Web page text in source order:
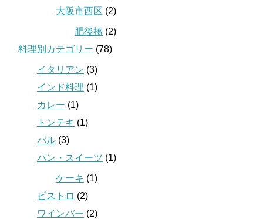
大阪市西区 (2)
肥後橋 (2)
料理別カテゴリー (78)
イタリアン (3)
インド料理 (1)
カレー (1)
トンテキ (1)
バル (3)
パン・スイーツ (1)
ケーキ (1)
ビストロ (2)
ワインバー (2)